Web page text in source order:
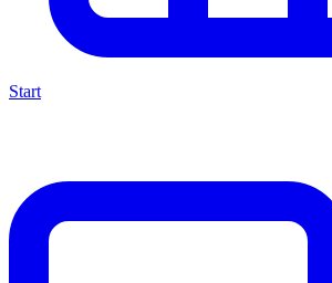
Start